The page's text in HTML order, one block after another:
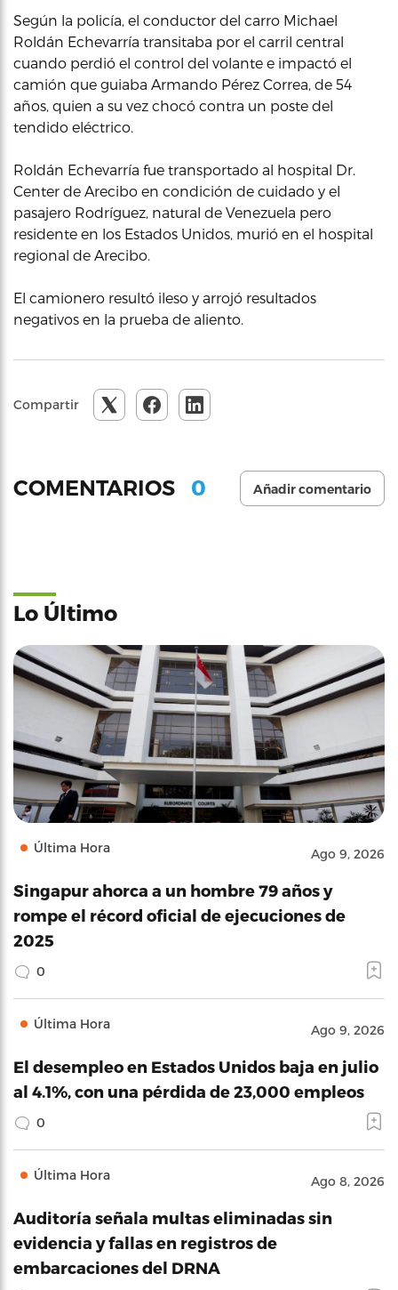
Según la policía, el conductor del carro Michael
Roldán Echevarría transitaba por el carril central
cuando perdió el control del volante e impactó el
camión que guiaba Armando Pérez Correa, de 54
años, quien a su vez chocó contra un poste del
tendido eléctrico.
Roldán Echevarría fue transportado al hospital Dr.
Center de Arecibo en condición de cuidado y el
pasajero Rodríguez, natural de Venezuela pero
residente en los Estados Unidos, murió en el hospital
regional de Arecibo.
El camionero resultó ileso y arrojó resultados
negativos en la prueba de aliento.
Compartir
COMENTARIOS 0 Añadir comentario
Lo Último
Última Hora Ago 9, 2026
Singapur ahorca a un hombre 79 años y
rompe el récord oficial de ejecuciones de
2025
0
Última Hora Ago 9, 2026
El desempleo en Estados Unidos baja en julio
al 4.1%, con una pérdida de 23,000 empleos
0
Última Hora Ago 8, 2026
Auditoría señala multas eliminadas sin
evidencia y fallas en registros de
embarcaciones del DRNA